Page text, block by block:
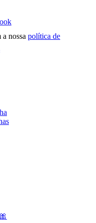
nossa política de